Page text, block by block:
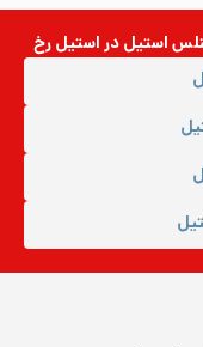
استیلدر استیل رخ